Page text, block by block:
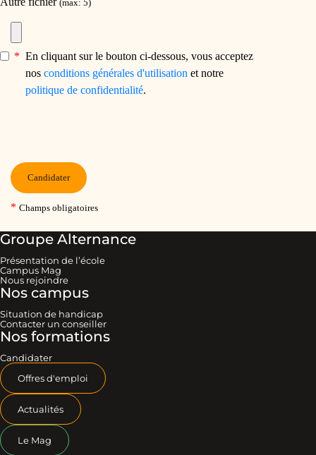
Groupe Alternance
Présentation de l’école
Campus Mag
Nous rejoindre
Nos campus
Situation de handicap
Contacter un conseiller
Nos formations
Candidater
Offres d'emploi
Actualités
Le Mag